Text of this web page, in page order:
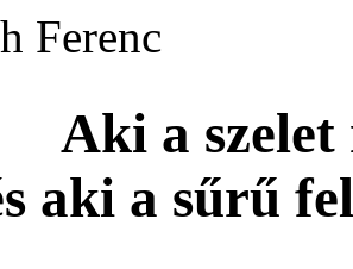
Ferenc
Aki a szelet
aki a sűrű